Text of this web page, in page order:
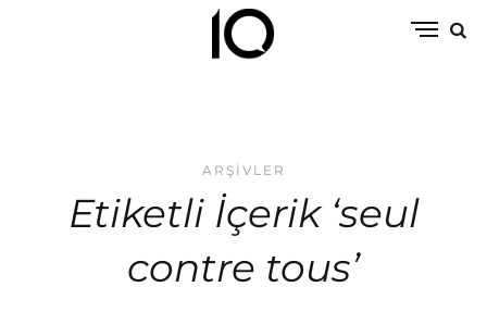
ARŞIVLER
Etiketli İçerik ‘seul
contre tous’